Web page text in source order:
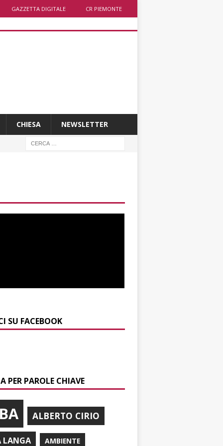
GAZZETTA DIGITALE CR PIEMONTE
CHIESA NEWSLETTER
SU FACEBOOK
PER PAROLE CHIAVE
ALBERTO CIRIO
LANGA AMBIENTE